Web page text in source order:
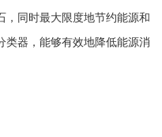
，同时最大限度地节约能源和
类器，能够有效地降低能源消